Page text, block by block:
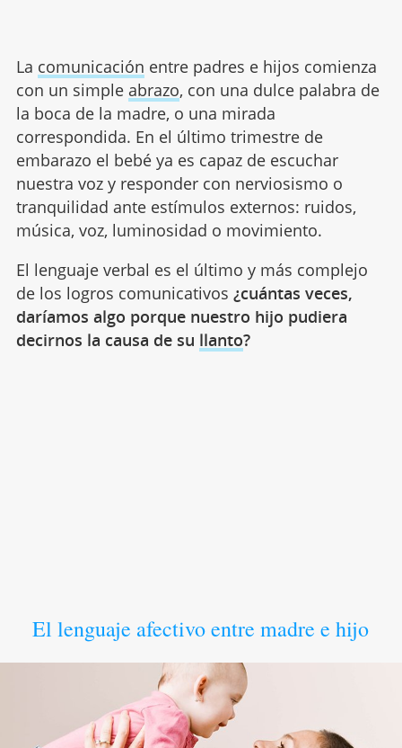
La comunicación entre padres e hijos comienza
con un simple abrazo, con una dulce palabra de
la boca de la madre, o una mirada
correspondida. En el último trimestre de
embarazo el bebé ya es capaz de escuchar
nuestra voz y responder con nerviosismo o
tranquilidad ante estímulos externos: ruidos,
música, voz, luminosidad o movimiento.
El lenguaje verbal es el último y más complejo
de los logros comunicativos ¿cuántas veces,
daríamos algo porque nuestro hijo pudiera
decirnos la causa de su llanto?
El lenguaje afectivo entre madre e hijo